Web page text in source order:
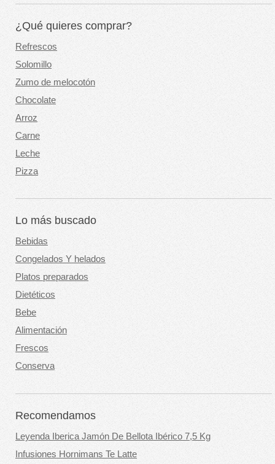
¿Qué quieres comprar?
Refrescos
Solomillo
Zumo de melocotón
Chocolate
Arroz
Carne
Leche
Pizza
Lo más buscado
Bebidas
Congelados Y helados
Platos preparados
Dietéticos
Bebe
Alimentación
Frescos
Conserva
Recomendamos
Leyenda Iberica Jamón De Bellota Ibérico 7,5 Kg
Infusiones Hornimans Te Latte